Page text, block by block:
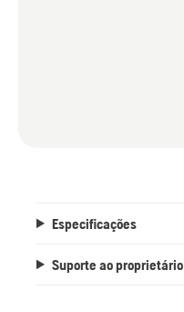
Especificações
Suporte ao proprietário